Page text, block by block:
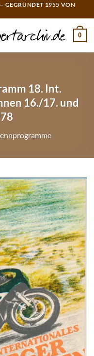
GEGRÜNDET 1955 VON
0
18. Int.
16./17. und